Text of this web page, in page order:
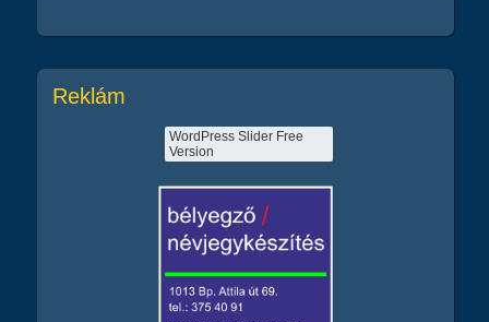
Reklám
WordPress Slider Free
Version